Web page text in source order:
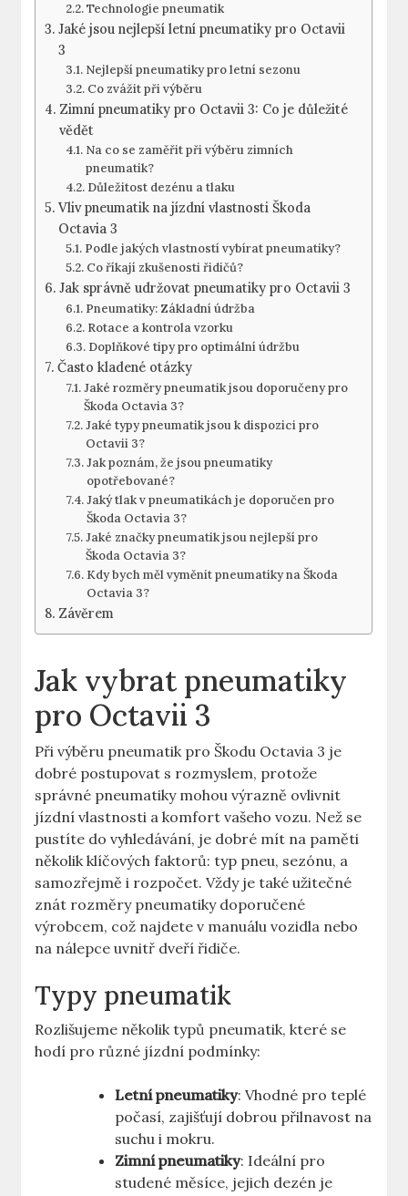
Technologie pneumatik
Jaké jsou nejlepší letní pneumatiky pro Octavii
3
Nejlepší pneumatiky pro letní sezonu
Co zvážit při výběru
Zimní pneumatiky pro Octavii 3: Co je důležité
vědět
Na co se zaměřit při výběru zimních
pneumatik?
Důležitost dezénu a tlaku
Vliv pneumatik na jízdní vlastnosti Škoda
Octavia 3
Podle jakých vlastností vybírat pneumatiky?
Co říkají zkušenosti řidičů?
Jak správně udržovat pneumatiky pro Octavii 3
Pneumatiky: Základní údržba
Rotace a kontrola vzorku
Doplňkové tipy pro optimální údržbu
Často kladené otázky
Jaké rozměry pneumatik jsou doporučeny pro
Škoda Octavia 3?
Jaké typy pneumatik jsou k dispozici pro
Octavii 3?
Jak poznám, že jsou pneumatiky
opotřebované?
Jaký tlak v pneumatikách je doporučen pro
Škoda Octavia 3?
Jaké značky pneumatik jsou nejlepší pro
Škoda Octavia 3?
Kdy bych měl vyměnit pneumatiky na Škoda
Octavia 3?
Závěrem
Jak vybrat pneumatiky
pro Octavii 3
Při výběru pneumatik pro Škodu Octavia 3 je
dobré postupovat s rozmyslem, protože
správné pneumatiky mohou výrazně ovlivnit
jízdní vlastnosti a komfort vašeho vozu. Než se
pustíte do vyhledávání, je dobré mít na paměti
několik klíčových faktorů: typ pneu, sezónu, a
samozřejmě i rozpočet. Vždy je také užitečné
znát rozměry pneumatiky doporučené
výrobcem, což najdete v manuálu vozidla nebo
na nálepce uvnitř dveří řidiče.
Typy pneumatik
Rozlišujeme několik typů pneumatik, které se
hodí pro různé jízdní podmínky:
Letní pneumatiky: Vhodné pro teplé
počasí, zajišťují dobrou přilnavost na
suchu i mokru.
Zimní pneumatiky: Ideální pro
studené měsíce, jejich dezén je